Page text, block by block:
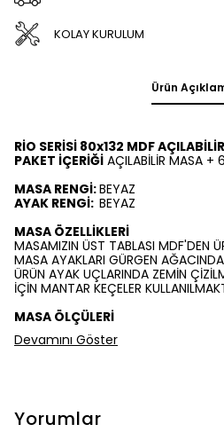
KOLAY KURULUM
Ürün
RİO SERİSİ 80x132 MDF
PAKET İÇERİĞİ AÇILABİLİR MASA +
MASA RENGİ:BEYAZ
AYAK RENGİ: BEYAZ
MASA ÖZELLİKLERİ
MASAMIZIN ÜST TABLASI MDF'DEN
MASA AYAKLARI GÜRGEN
ÜRÜN AYAK UÇLARINDA ZEMİN
İÇİN MANTAR KEÇELER
MASA ÖLÇÜLERİ
Devamını Göster
Yorumlar